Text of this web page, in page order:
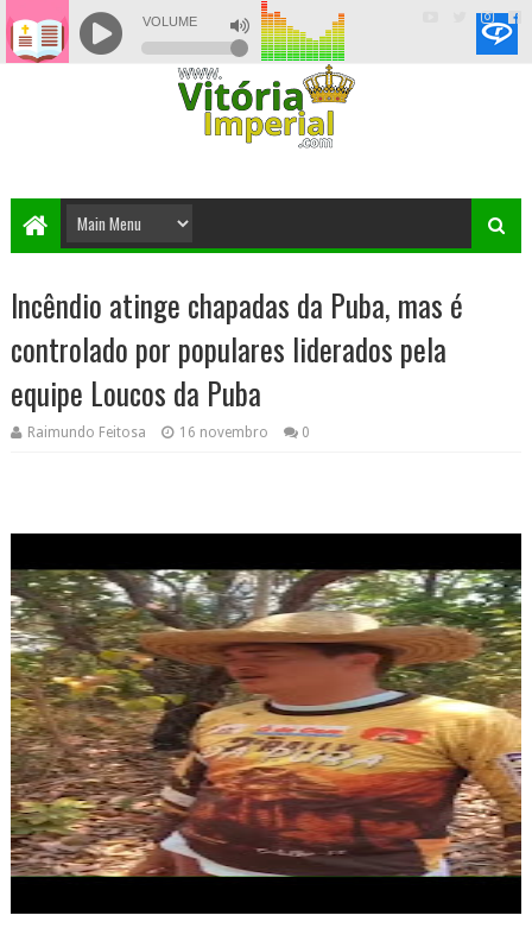
Incêndio atinge chapadas da Puba, mas é
controlado por populares liderados pela
equipe Loucos da Puba
Raimundo Feitosa 16 novembro 0